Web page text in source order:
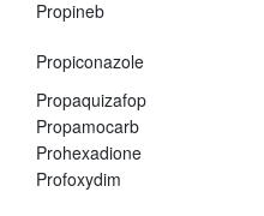
Propineb
Propiconazole
Propaquizafop
Propamocarb
Prohexadione
Profoxydim